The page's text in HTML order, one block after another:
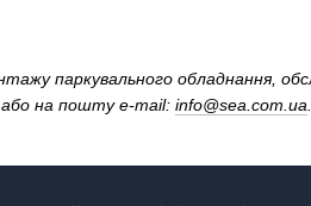
паркувального обладнання,
або на пошту e-mail: info@sea.com.ua.